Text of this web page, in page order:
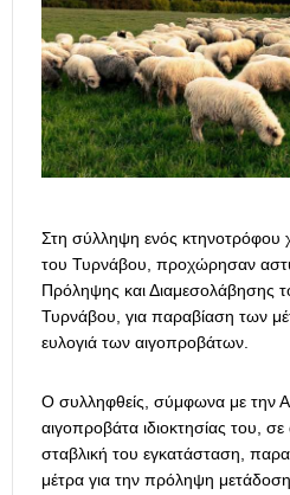
Στη σύλληψη ενός κτηνοτρόφου
του Τυρνάβου, προχώρησαν
Πρόληψης και Διαμεσολάβησης
Τυρνάβου, για παραβίαση των
ευλογιά των αιγοπροβάτων.
Ο συλληφθείς, σύμφωνα με την
αιγοπροβάτα ιδιοκτησίας του,
σταβλική του εγκατάσταση,
μέτρα για την πρόληψη